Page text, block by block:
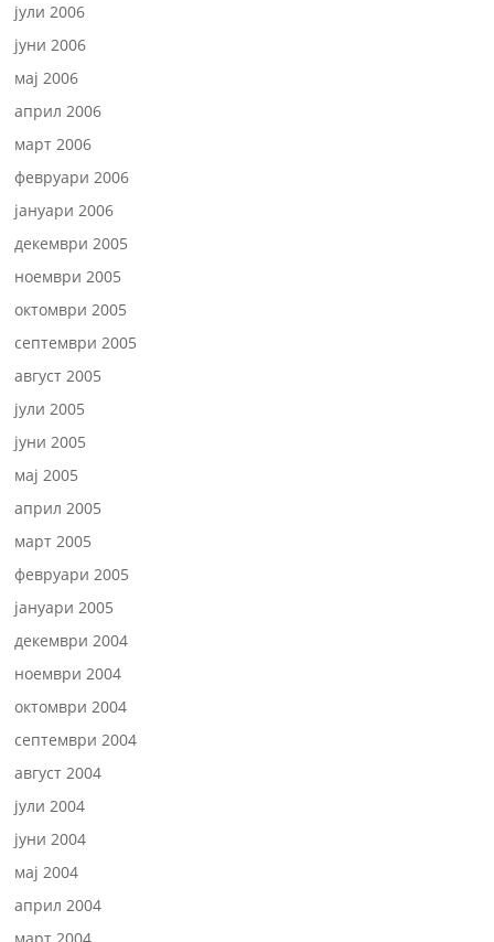
јули 2006
јуни 2006
мај 2006
април 2006
март 2006
февруари 2006
јануари 2006
декември 2005
ноември 2005
октомври 2005
септември 2005
август 2005
јули 2005
јуни 2005
мај 2005
април 2005
март 2005
февруари 2005
јануари 2005
декември 2004
ноември 2004
октомври 2004
септември 2004
август 2004
јули 2004
јуни 2004
мај 2004
април 2004